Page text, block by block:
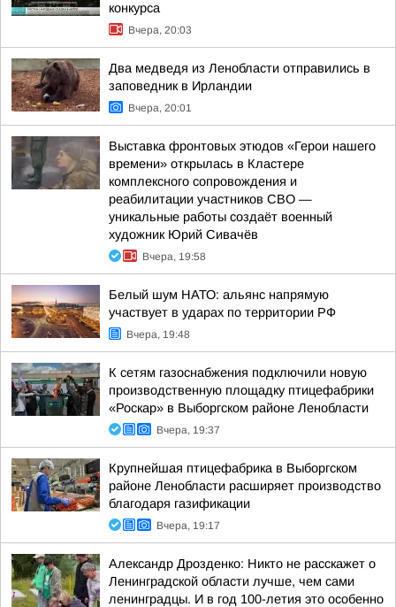
конкурса
Вчера, 20:03
Два медведя из Ленобласти отправились в
заповедник в Ирландии
Вчера, 20:01
Выставка фронтовых этюдов «Герои нашего
времени» открылась в Кластере
комплексного сопровождения и
реабилитации участников СВО —
уникальные работы создаёт военный
художник Юрий Сивачёв
Вчера, 19:58
Белый шум НАТО: альянс напрямую
участвует в ударах по территории РФ
Вчера, 19:48
К сетям газоснабжения подключили новую
производственную площадку птицефабрики
«Роскар» в Выборгском районе Ленобласти
Вчера, 19:37
Крупнейшая птицефабрика в Выборгском
районе Ленобласти расширяет производство
благодаря газификации
Вчера, 19:17
Александр Дрозденко: Никто не расскажет о
Ленинградской области лучше, чем сами
ленинградцы. И в год 100-летия это особенно